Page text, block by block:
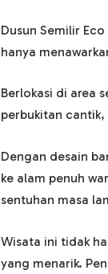
Dusun Semilir
hanya
Berlokasi di area
perbukitan
Dengan desain
ke alam penuh
sentuhan masa
Wisata ini tidak
yang menarik.